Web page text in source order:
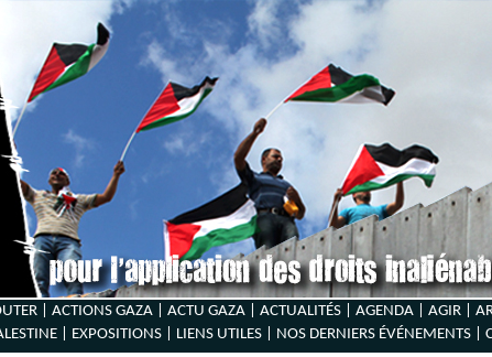
| ACTIONS GAZA | ACTU GAZA | ACTUALITÉS | AGENDA | AGIR |
|
EXPOSITIONS | LIENS UTILES | NOS DERNIERS ÉVÉNEMENTS |